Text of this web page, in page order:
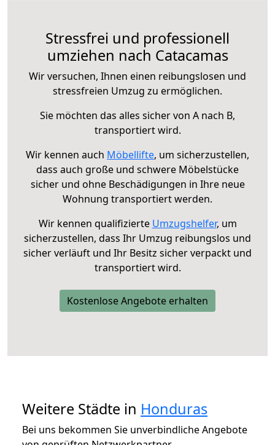
Stressfrei und professionell
umziehen nach Catacamas
Wir versuchen, Ihnen einen reibungslosen und
stressfreien Umzug zu ermöglichen.
Sie möchten das alles sicher von A nach B,
transportiert wird.
Wir kennen auch Möbellifte, um sicherzustellen,
dass auch große und schwere Möbelstücke
sicher und ohne Beschädigungen in Ihre neue
Wohnung transportiert werden.
Wir kennen qualifizierte Umzugshelfer, um
sicherzustellen, dass Ihr Umzug reibungslos und
sicher verläuft und Ihr Besitz sicher verpackt und
transportiert wird.
Kostenlose Angebote erhalten
Weitere Städte in Honduras
Bei uns bekommen Sie unverbindliche Angebote